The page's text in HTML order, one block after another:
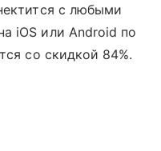
с любыми
iOS или Android по
со скидкой 84%.